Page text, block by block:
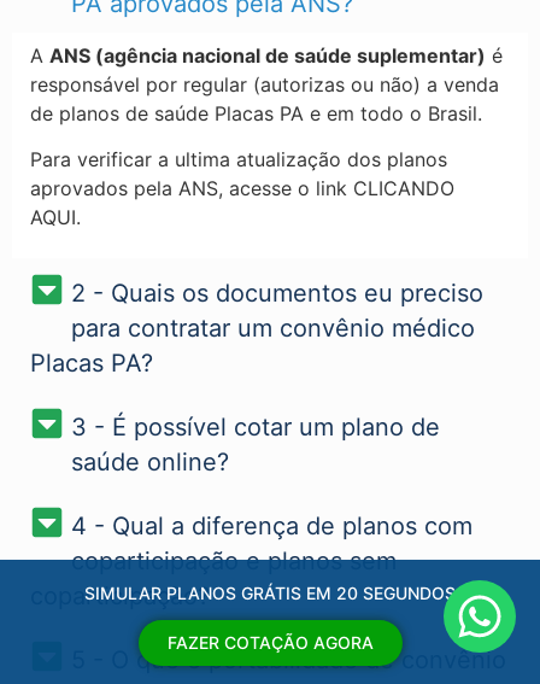
A ANS (agência nacional de saúde suplementar) é
responsável por regular (autorizas ou não) a venda
de planos de saúde Placas PA​ e em todo o Brasil.
Para verificar a ultima atualização dos planos
aprovados pela ANS, acesse o link CLICANDO
AQUI.
2 - Quais os documentos eu preciso
para contratar um convênio médico
Placas PA?
3 - É possível cotar um plano de
saúde online?
4 - Qual a diferença de planos com
coparticipação e planos sem
coparticipação?
5 - O que é portabilidade de convênio
SIMULAR PLANOS GRÁTIS EM 20 SEGUNDOS
FAZER COTAÇÃO AGORA